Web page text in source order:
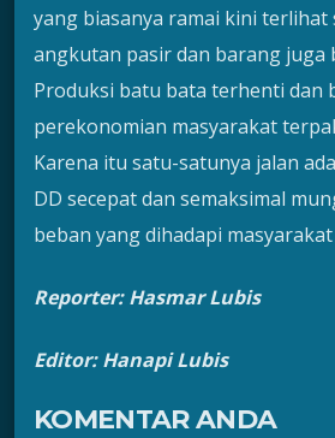
yang biasanya ramai kini terlihat
angkutan pasir dan barang juga
Produksi batu bata terhenti dan
perekonomian masyarakat
Karena itu satu-satunya jalan
DD secepat dan semaksimal
beban yang dihadapi
Reporter: Hasmar Lubis
Editor: Hanapi Lubis
KOMENTAR ANDA